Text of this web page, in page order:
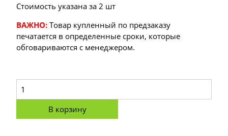
Стоимость указана за 2 шт
ВАЖНО: Товар купленный по предзаказу
печатается в определенные сроки, которые
обговариваются с менеджером.
В корзину